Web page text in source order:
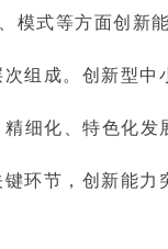
模式等方面创新
组成。创新型
细化、特色化
环节，创新能